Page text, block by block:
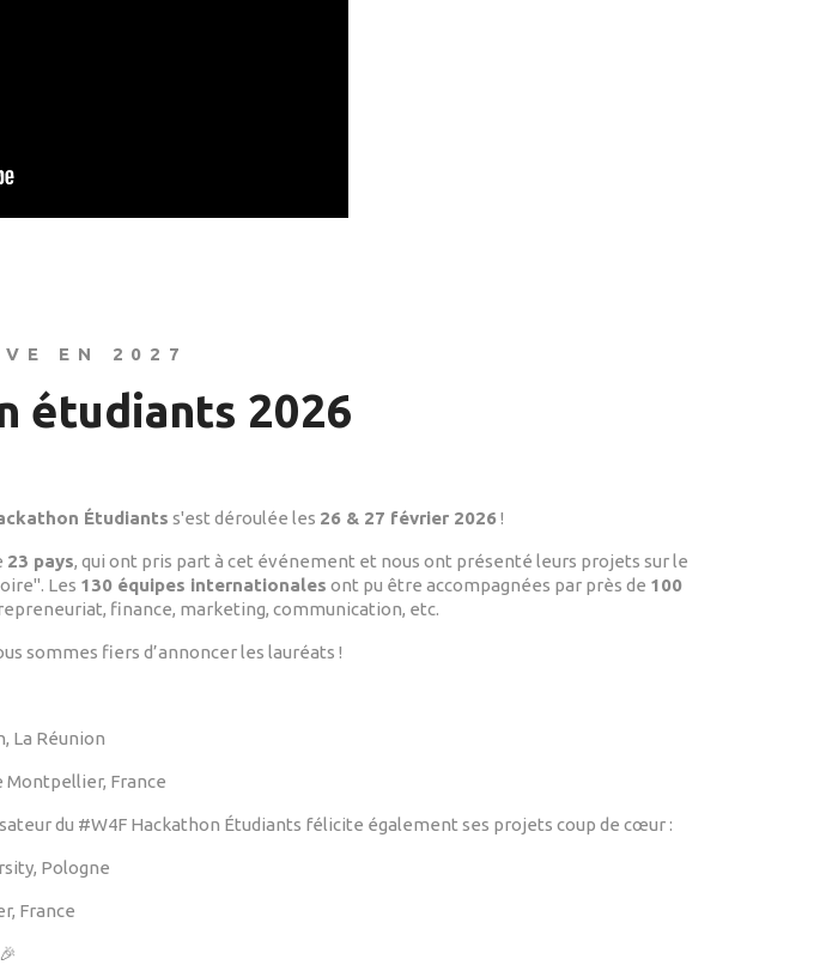
EN 2027
étudiants 2026
Étudiants s'est déroulée les 26 & 27 février 2026!
23 pays, qui ont pris part à cet événement et nous ont présenté leurs projets sur le
Les 130 équipes internationales ont pu être accompagnées par près de 100
finance, marketing, communication, etc.
sommes fiers d’annoncer les lauréats !
La Réunion
Montpellier, France
du #W4F Hackathon Étudiants félicite également ses projets coup de cœur :
Pologne
France